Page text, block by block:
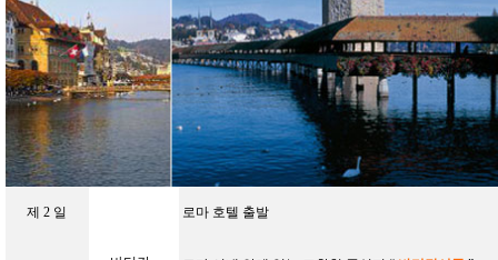
제 2 일 로마 호텔 출발